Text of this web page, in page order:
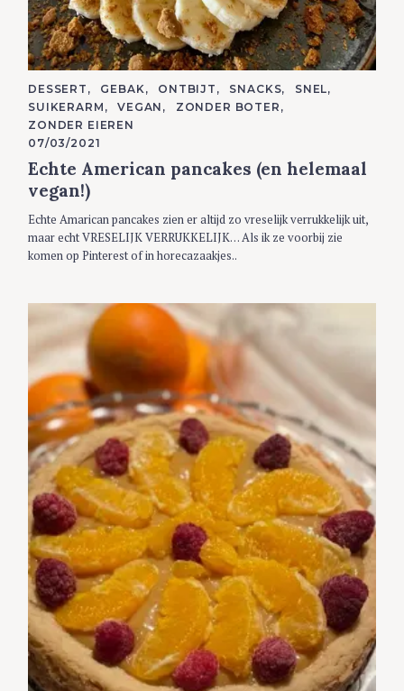
C
A
T
E
G
O
R
I
S
DESSERT GEBAK ONTBIJT SNACKS
SNEL
SUIKERARM
VEGAN
ZONDER BOTER
ZONDER EIEREN
07/03/2021
Echte American pancakes (en helemaal
vegan!)
Echte Amarican pancakes zien er altijd zo vreselijk verrukkelijk uit,
maar echt VRESELIJK VERRUKKELIJK… Als ik ze voorbij zie
komen op Pinterest of in horecazaakjes..